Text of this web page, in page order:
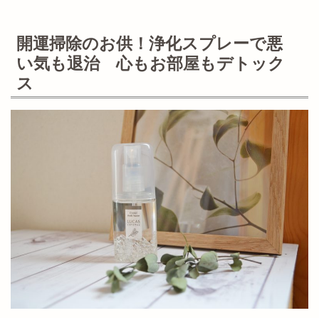
開運掃除のお供！浄化スプレーで悪
い気も退治 心もお部屋もデトック
ス